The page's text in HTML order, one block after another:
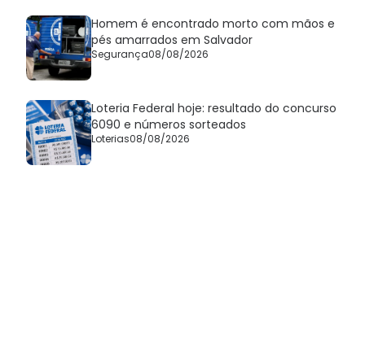
Homem é encontrado morto com mãos e
pés amarrados em Salvador
Segurança08/08/2026
Loteria Federal hoje: resultado do concurso
6090 e números sorteados
Loterias08/08/2026